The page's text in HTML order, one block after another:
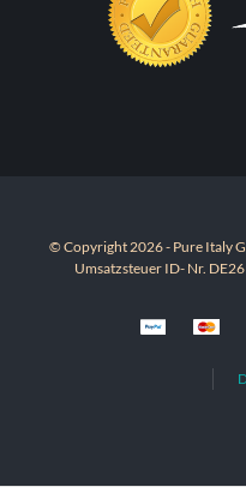
© Copyright 2026 - Pure Italy
Umsatzsteuer ID- Nr.